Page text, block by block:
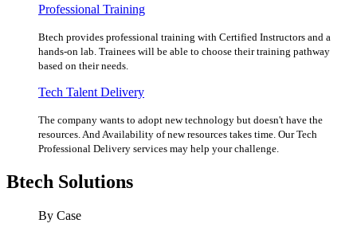
Professional Training
Btech provides professional training with Certified Instructors and a
hands-on lab. Trainees will be able to choose their training pathway
based on their needs.
Tech Talent Delivery
The company wants to adopt new technology but doesn't have the
resources. And Availability of new resources takes time. Our Tech
Professional Delivery services may help your challenge.
Btech Solutions
By Case